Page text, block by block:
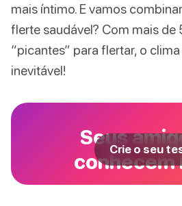
mais íntimo. E vamos
flerte saudável? Com mais de
“picantes” para flertar, o
inevitável!
Seus
conhecem
Crie o seu